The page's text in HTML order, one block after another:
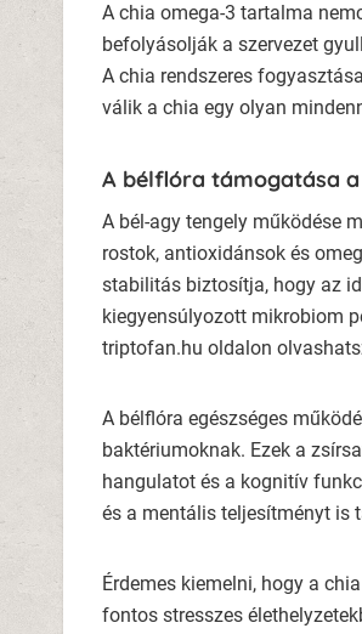
A chia omega-3 tartalma
befolyásolják a szervezet
A chia rendszeres
válik a chia egy olyan
A bélflóra támogatása
A bél-agy tengely működése
rostok, antioxidánsok és
stabilitás biztosítja, hogy az
kiegyensúlyozott mikrobiom
triptofan.hu oldalon
A bélflóra egészséges
baktériumoknak. Ezek a
hangulatot és a kognitív
és a mentális teljesítményt is
Érdemes kiemelni, hogy a
fontos stresszes